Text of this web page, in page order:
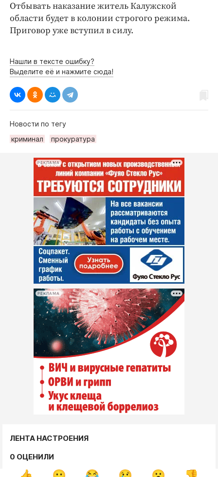
Отбывать наказание житель Калужской
области будет в колонии строгого режима.
Приговор уже вступил в силу.
Нашли в тексте ошибку?
Выделите её и нажмите сюда!
Новости по тегу
криминал
прокуратура
РЕКЛАМА
РЕКЛАМА
ЛЕНТА НАСТРОЕНИЯ
0 ОЦЕНИЛИ